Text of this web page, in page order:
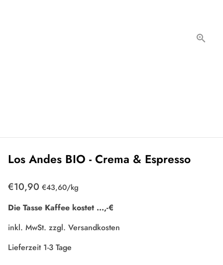
Los Andes BIO - Crema & Espresso
€10,90 Einzelpreis
€43,60/zum
kg
Die Tasse Kaffee kostet ...,-€
inkl. MwSt. zzgl. Versandkosten
Lieferzeit 1-3 Tage